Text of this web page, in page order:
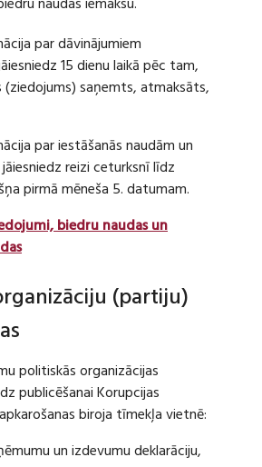
par dāvinājumiem
15 dienu laikā pēc tam,
(ziedojums) saņemts, atmaksāts,
par iestāšanās naudām un
reizi ceturksnī līdz
pirmā mēneša 5. datumam.
biedru naudas un
(partiju)
politiskās organizācijas
publicēšanai Korupcijas
biroja tīmekļa vietnē:
un izdevumu deklarāciju,